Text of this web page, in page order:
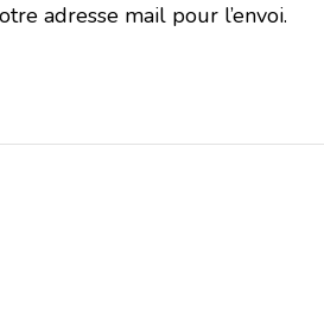
adresse mail pour l’envoi.